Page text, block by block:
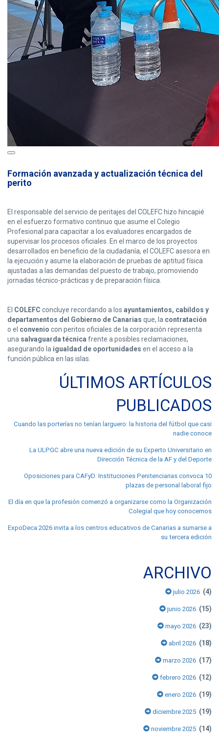
Formación avanzada y actualización técnica del
perito
El responsable del servicio de peritajes del COLEFC hizo hincapié
en el esfuerzo formativo continuo que asume el Colegio
Profesional para capacitar a los evaluadores encargados de
supervisar los procesos oficiales. En el marco de los proyectos
desarrollados en beneficio de la ciudadanía, el COLEFC asesora en
la ejecución y asume la elaboración de pruebas de aptitud física
ajustadas a las demandas del puesto de trabajo, promoviendo
jornadas técnico-prácticas y de preparación física.
El COLEFC concluye recordando a los ayuntamientos, cabildos y
departamentos del Gobierno de Canarias que, la contratación
o el convenio con peritos oficiales de la corporación representa
una salvaguarda técnica frente a posibles reclamaciones,
asegurando la igualdad de oportunidades en el acceso a la
función pública en las islas.
ÚLTIMOS ARTÍCULOS
PUBLICADOS
Cuando las porterías no tenían larguero: la historia del fútbol que casi
nadie conoce
La ULPGC abre una nueva edición de su Experto Universitario en
Dirección Técnica de la AF y del Deporte
Oposiciones para CAFyD: Instituciones Penitenciarias convoca 10
plazas de personal laboral fijo
El día en que la profesión comenzó a organizarse como la Organización
Colegial que hoy conocemos
ExpoDeca 2026 invita a los centros educativos de Canarias a sumarse a
su tercera edición
ARCHIVO
julio 2026 (4)
junio 2026 (15)
mayo 2026 (23)
abril 2026 (18)
marzo 2026 (17)
febrero 2026 (12)
enero 2026 (19)
diciembre 2025 (19)
noviembre 2025 (14)